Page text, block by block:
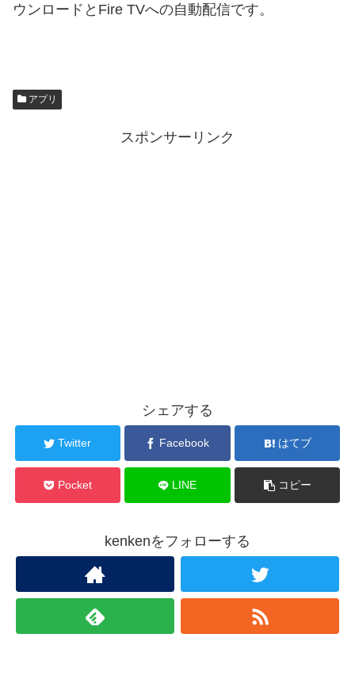
ウンロードとFire TVへの自動配信です。
アプリ
スポンサーリンク
シェアする
Twitter Facebook はてブ
Pocket LINE コピー
kenkenをフォローする